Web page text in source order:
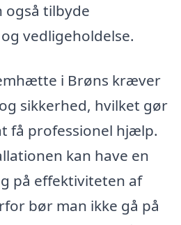
også tilbyde
vedligeholdelse.
i Brøns kræver
sikkerhed, hvilket gør
få professionel hjælp.
kan have en
på effektiviteten af
bør man ikke gå på